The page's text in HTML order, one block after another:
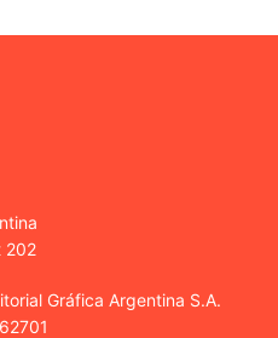
202
Gráfica Argentina S.A.